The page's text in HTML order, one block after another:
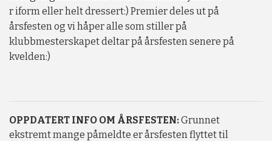
r iform eller helt dressert:) Premier deles ut på
årsfesten og vi håper alle som stiller på
klubbmesterskapet deltar på årsfesten senere på
kvelden:)
OPPDATERT INFO OM ÅRSFESTEN:Grunnet
ekstremt mange påmeldte er årsfesten flyttet til